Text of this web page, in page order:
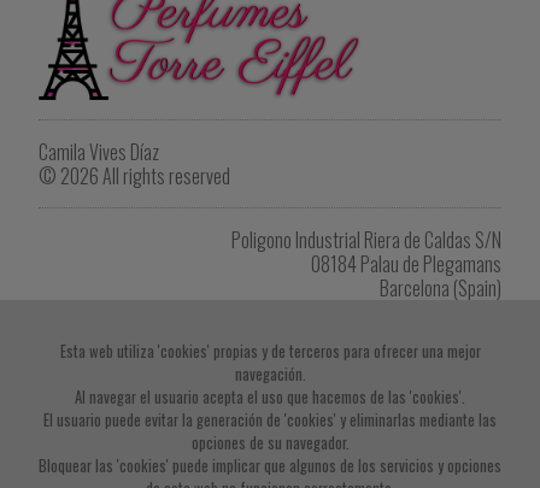
Camila Vives Díaz
© 2026 All rights reserved
Poligono Industrial Riera de Caldas S/N
08184 Palau de Plegamans
Barcelona (Spain)
Imprimir listado de productos
Esta web utiliza 'cookies' propias y de terceros para ofrecer una mejor
navegación.
Al navegar el usuario acepta el uso que hacemos de las 'cookies'.
El usuario puede evitar la generación de 'cookies' y eliminarlas mediante las
opciones de su navegador.
Bloquear las 'cookies' puede implicar que algunos de los servicios y opciones